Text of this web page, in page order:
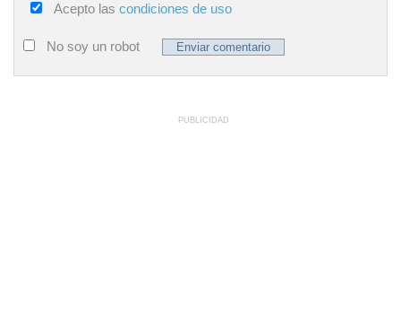
Acepto las condiciones de uso
No soy un robot
PUBLICIDAD